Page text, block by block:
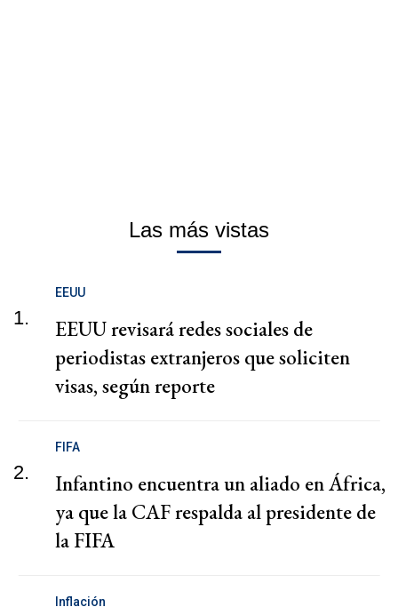
Las más vistas
1.
EEUU
EEUU revisará redes sociales de
periodistas extranjeros que soliciten
visas, según reporte
2.
FIFA
Infantino encuentra un aliado en África,
ya que la CAF respalda al presidente de
la FIFA
Inflación